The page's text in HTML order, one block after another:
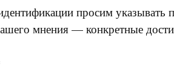
просим указывать
мнения — конкретные